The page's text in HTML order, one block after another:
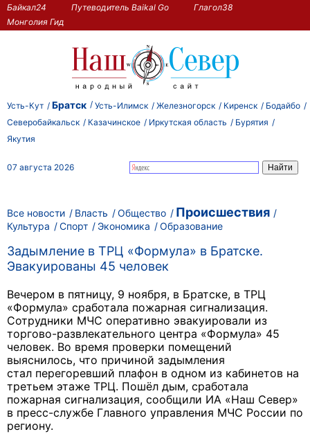
Байкал24 Путеводитель Baikal Go
Глагол38
Монголия Гид
Усть-Кут Братск Усть-Илимск Железногорск Киренск
Бодайбо
Северобайкальск
Казачинское Иркутская область
Бурятия
Якутия
07 августа 2026
Все новости Власть Общество Происшествия
Культура Спорт Экономика Образование
Задымление в ТРЦ «Формула» в Братске.
Эвакуированы 45 человек
Вечером в пятницу, 9 ноября, в Братске, в ТРЦ
«Формула» сработала пожарная сигнализация.
Сотрудники МЧС оперативно эвакуировали из
торгово-развлекательного центра «Формула» 45
человек. Во время проверки помещений
выяснилось, что причиной задымления
стал перегоревший плафон в одном из кабинетов на
третьем этаже ТРЦ. Пошёл дым, сработала
пожарная сигнализация, сообщили ИА «Наш Север»
в пресс-службе Главного управления МЧС России по
региону.